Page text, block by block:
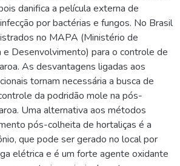
danifica a película externa de
por bactérias e fungos. No Brasil
no MAPA (Ministério de
e Desenvolvimento) para o controle de
As desvantagens ligadas aos
tornam necessária a busca de
da podridão mole na pós-
Uma alternativa aos métodos
pós-colheita de hortaliças é a
que pode ser gerado no local por
elétrica e é um forte agente oxidante